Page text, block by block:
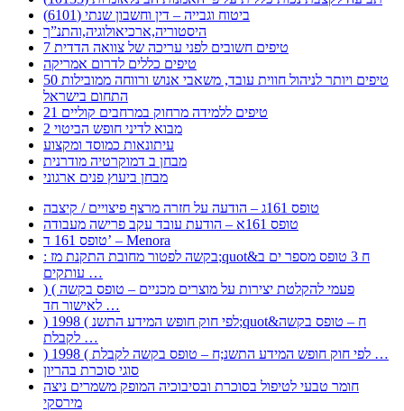
ביטוח וגבייה – דין וחשבון שנתי (6101)
היסטוריה,ארכיאולוגיה,והתנ”ך
7 טיפים חשובים לפני עריכה של צוואה הדדית
טיפים כללים לדרום אמריקה
50 טיפים ויותר לניהול חווית עובד, משאבי אנוש ורווחה ממובילות
התחום בישראל
21 טיפים ללמידה מרחוק במרחבים קוליים
מבוא לדיני חופש הביטוי 2
עיתונאות כמוסד ומקצוע
מבחן ב דמוקרטיה מודרנית
מבחן ביעוץ פנים ארגוני
טופס 161ג – הודעה על חזרה מרצף פיצויים / קיצבה
טופס 161א – הודעת עובד עקב פרישה מעבודה
טופס 161 ד’ – Menora
: בקשה לפטור מחובת התקנת מז;quot&ח 3 טופס מספר ים ב
עותקים …
) ( פעמי להקלטת יצירות על מוצרים מכניים – טופס בקשה
לאישור חד …
) 1998 ( לפי חוק חופש המידע התשנ;quot&ח – טופס בקשה
לקבלת …
) 1998 ( לפי חוק חופש המידע התשנ;ח – טופס בקשה לקבלת …
סוגי סוכרת בהריון
חומר טבעי לטיפול בסוכרת ובסיבוכיה המופק משמרים ניצה
מירסקי